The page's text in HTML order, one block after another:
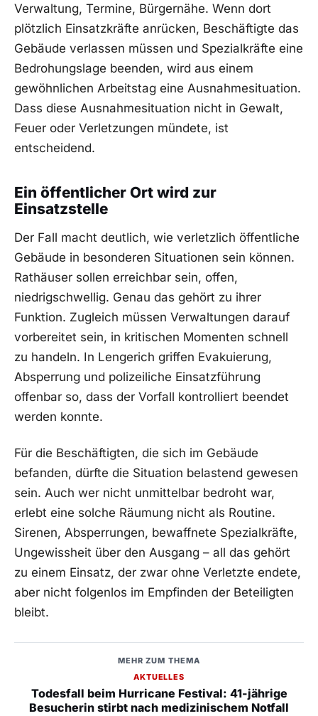
Verwaltung, Termine, Bürgernähe. Wenn dort
plötzlich Einsatzkräfte anrücken, Beschäftigte das
Gebäude verlassen müssen und Spezialkräfte eine
Bedrohungslage beenden, wird aus einem
gewöhnlichen Arbeitstag eine Ausnahmesituation.
Dass diese Ausnahmesituation nicht in Gewalt,
Feuer oder Verletzungen mündete, ist
entscheidend.
Ein öffentlicher Ort wird zur
Einsatzstelle
Der Fall macht deutlich, wie verletzlich öffentliche
Gebäude in besonderen Situationen sein können.
Rathäuser sollen erreichbar sein, offen,
niedrigschwellig. Genau das gehört zu ihrer
Funktion. Zugleich müssen Verwaltungen darauf
vorbereitet sein, in kritischen Momenten schnell
zu handeln. In Lengerich griffen Evakuierung,
Absperrung und polizeiliche Einsatzführung
offenbar so, dass der Vorfall kontrolliert beendet
werden konnte.
Für die Beschäftigten, die sich im Gebäude
befanden, dürfte die Situation belastend gewesen
sein. Auch wer nicht unmittelbar bedroht war,
erlebt eine solche Räumung nicht als Routine.
Sirenen, Absperrungen, bewaffnete Spezialkräfte,
Ungewissheit über den Ausgang – all das gehört
zu einem Einsatz, der zwar ohne Verletzte endete,
aber nicht folgenlos im Empfinden der Beteiligten
bleibt.
MEHR ZUM THEMA
AKTUELLES
Todesfall beim Hurricane Festival: 41-jährige
Besucherin stirbt nach medizinischem Notfall